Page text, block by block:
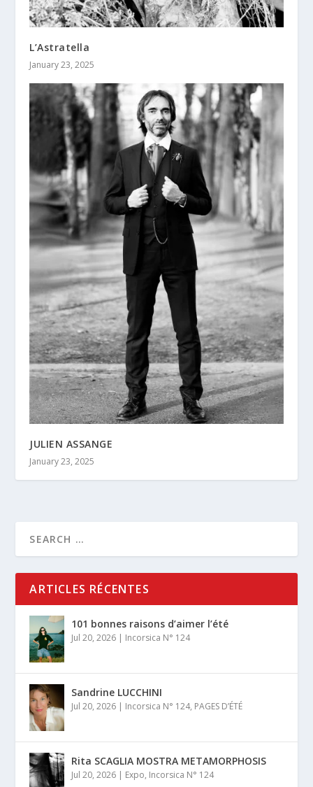
L’Astratella
January 23, 2025
JULIEN ASSANGE
January 23, 2025
ARTICLES RÉCENTES
101 bonnes raisons d’aimer l’été
Jul 20, 2026 | Incorsica N° 124
Sandrine LUCCHINI
Jul 20, 2026 | Incorsica N° 124, PAGES D’ÉTÉ
Rita SCAGLIA MOSTRA METAMORPHOSIS
Jul 20, 2026 | Expo, Incorsica N° 124